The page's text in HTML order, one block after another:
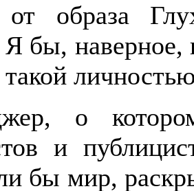
от образа
Я бы,
о
и
бы мир,